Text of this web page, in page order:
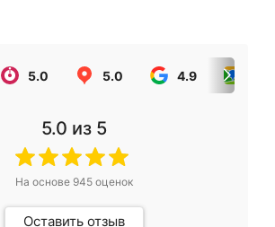
5.0 5.0 4.9
5.0 из 5
На основе 945оценок
Оставить отзыв